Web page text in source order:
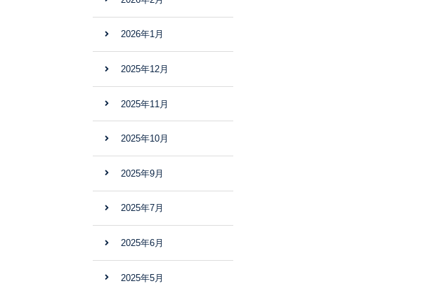
2026年1月
2025年12月
2025年11月
2025年10月
2025年9月
2025年7月
2025年6月
2025年5月